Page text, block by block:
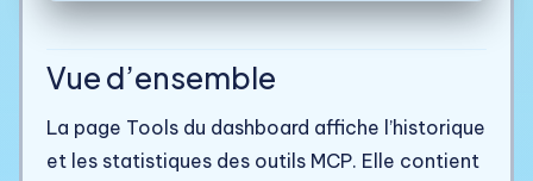
Vue d’ensemble
La page Tools du dashboard affiche l’historique
et les statistiques des outils MCP. Elle contient